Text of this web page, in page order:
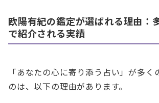
欧陽有紀の鑑定が選ばれる理由：
で紹介される実績
「あなたの心に寄り添う占い」が多く
のは、以下の理由があります。